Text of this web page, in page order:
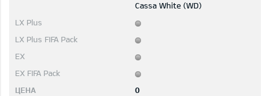
Cassa White (WD)
0